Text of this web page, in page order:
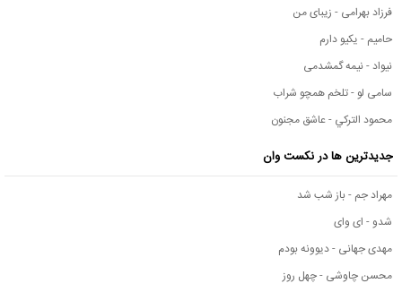
فرزاد بهرامی - زیبای من
حامیم - یکیو دارم
نیواد - نیمه گمشدمی
سامی لو - تلخم همچو شراب
محمود التركي - عاشق مجنون
جدیدترین ها در نکست وان
مهراد جم - باز شب شد
شدو - ای وای
مهدی جهانی - دیوونه بودم
محسن چاوشی - چهل روز